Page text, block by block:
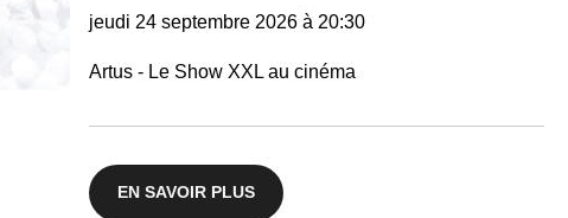
jeudi 24 septembre 2026 à 20:30
Artus - Le Show XXL au cinéma
EN SAVOIR PLUS